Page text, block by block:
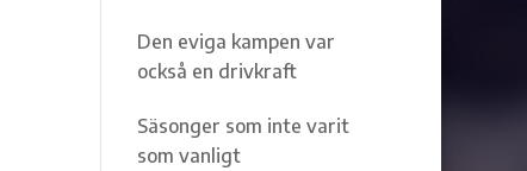
Den eviga kampen var
också en drivkraft
Säsonger som inte varit
som vanligt